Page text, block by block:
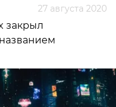
27 августа 2020
закрыл